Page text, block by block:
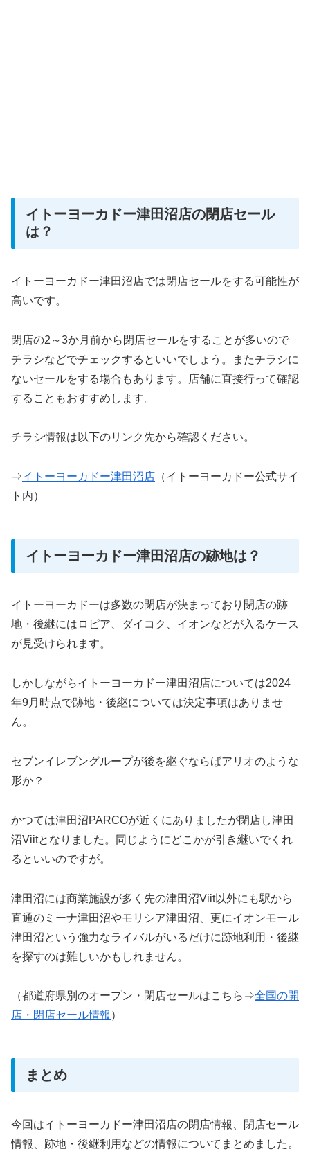
イトーヨーカドー津田沼店の閉店セール
は？
イトーヨーカドー津田沼店では閉店セールをする可能性が
高いです。
閉店の2～3か月前から閉店セールをすることが多いので
チラシなどでチェックするといいでしょう。またチラシに
ないセールをする場合もあります。店舗に直接行って確認
することもおすすめします。
チラシ情報は以下のリンク先から確認ください。
⇒イトーヨーカドー津田沼店 （イトーヨーカドー公式サイ
ト内）
イトーヨーカドー津田沼店の跡地は？
イトーヨーカドーは多数の閉店が決まっており閉店の跡
地・後継にはロピア、ダイコク、イオンなどが入るケース
が見受けられます。
しかしながらイトーヨーカドー津田沼店については2024
年9月時点で跡地・後継については決定事項はありませ
ん。
セブンイレブングループが後を継ぐならばアリオのような
形か？
かつては津田沼PARCOが近くにありましたが閉店し津田
沼Viitとなりました。同じようにどこかが引き継いでくれ
るといいのですが。
津田沼には商業施設が多く先の津田沼Viit以外にも駅から
直通のミーナ津田沼やモリシア津田沼、更にイオンモール
津田沼という強力なライバルがいるだけに跡地利用・後継
を探すのは難しいかもしれません。
（都道府県別のオープン・閉店セールはこちら⇒全国の開
店・閉店セール情報 ）
まとめ
今回はイトーヨーカドー津田沼店の閉店情報、閉店セール
情報、跡地・後継利用などの情報についてまとめました。